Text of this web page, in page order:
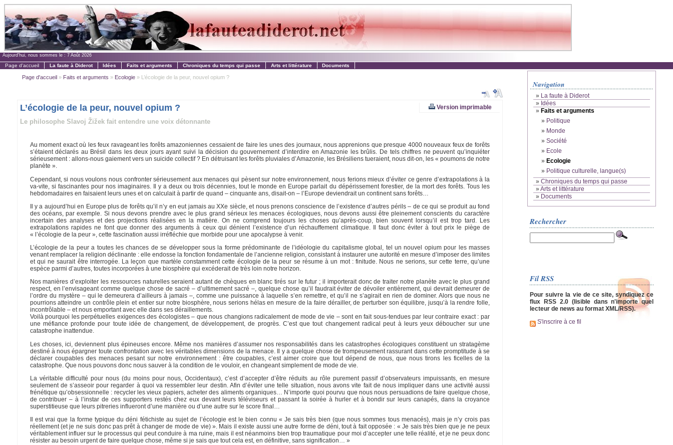
Aujourd'hui, nous sommes le : 7 Août 2026
Page d'accueil La faute à Diderot Idées Faits et arguments Chroniques du temps qui passe Arts et littérature Documents
Page d'accueil» Faits et arguments » Ecologie» L’écologie de la peur, nouvel opium ?
Version imprimable
L’écologie de la peur, nouvel opium ?
Le philosophe Slavoj Žižek fait entendre une voix détonnante
Au moment exact où les feux ravageant les forêts amazoniennes cessaient de faire les unes des journaux, nous apprenions que presque 4000 nouveaux feux de forêts
s’étaient déclarés au Brésil dans les deux jours ayant suivi la décision du gouvernement d’interdire en Amazonie les brûlis. De tels chiffres ne peuvent qu’inquiéter
sérieusement : allons-nous gaiement vers un suicide collectif ? En détruisant les forêts pluviales d’Amazonie, les Brésiliens tueraient, nous dit-on, les « poumons de notre
planète ».
Cependant, si nous voulons nous confronter sérieusement aux menaces qui pèsent sur notre environnement, nous ferions mieux d’éviter ce genre d’extrapolations à la
va-vite, si fascinantes pour nos imaginaires. Il y a deux ou trois décennies, tout le monde en Europe parlait du dépérissement forestier, de la mort des forêts. Tous les
hebdomadaires en faisaient leurs unes et on calculait à partir de quand – cinquante ans, disait-on – l’Europe deviendrait un continent sans forêts…
Il y a aujourd’hui en Europe plus de forêts qu’il n’y en eut jamais au XXe siècle, et nous prenons conscience de l’existence d’autres périls – de ce qui se produit au fond
des océans, par exemple. Si nous devons prendre avec le plus grand sérieux les menaces écologiques, nous devons aussi être pleinement conscients du caractère
incertain des analyses et des projections réalisées en la matière. On ne comprend toujours les choses qu’après-coup, bien souvent lorsqu’il est trop tard. Les
extrapolations rapides ne font que donner des arguments à ceux qui dénient l’existence d’un réchauffement climatique. Il faut donc éviter à tout prix le piège de
« l’écologie de la peur », cette fascination aussi irréfléchie que morbide pour une apocalypse à venir.
L’écologie de la peur a toutes les chances de se développer sous la forme prédominante de l’idéologie du capitalisme global, tel un nouvel opium pour les masses
venant remplacer la religion déclinante : elle endosse la fonction fondamentale de l’ancienne religion, consistant à instaurer une autorité en mesure d’imposer des limites
et qui ne saurait être interrogée. La leçon que martèle constamment cette écologie de la peur se résume à un mot : finitude. Nous ne serions, sur cette terre, qu’une
espèce parmi d’autres, toutes incorporées à une biosphère qui excéderait de très loin notre horizon.
Nos manières d’exploiter les ressources naturelles seraient autant de chèques en blanc tirés sur le futur ; il importerait donc de traiter notre planète avec le plus grand
respect, en l’envisageant comme quelque chose de sacré – d’ultimement sacré –, quelque chose qu’il faudrait éviter de dévoiler entièrement, qui devrait demeurer de
l’ordre du mystère – qui le demeurera d’ailleurs à jamais –, comme une puissance à laquelle s’en remettre, et qu’il ne s’agirait en rien de dominer. Alors que nous ne
pourrions atteindre un contrôle plein et entier sur notre biosphère, nous serions hélas en mesure de la faire dérailler, de perturber son équilibre, jusqu’à la rendre folle,
incontrôlable – et nous emportant avec elle dans ses déraillements.
Voilà pourquoi les perpétuelles exigences des écologistes – que nous changions radicalement de mode de vie – sont en fait sous-tendues par leur contraire exact : par
une méfiance profonde pour toute idée de changement, de développement, de progrès. C’est que tout changement radical peut à leurs yeux déboucher sur une
catastrophe inattendue.
Les choses, ici, deviennent plus épineuses encore. Même nos manières d’assumer nos responsabilités dans les catastrophes écologiques constituent un stratagème
destiné à nous épargner toute confrontation avec les véritables dimensions de la menace. Il y a quelque chose de trompeusement rassurant dans cette promptitude à se
déclarer coupables des menaces pesant sur notre environnement : être coupables, c’est aimer croire que tout dépend de nous, que nous tirons les ficelles de la
catastrophe. Que nous pouvons donc nous sauver à la condition de le vouloir, en changeant simplement de mode de vie.
La véritable difficulté pour nous (du moins pour nous, Occidentaux), c’est d’accepter d’être réduits au rôle purement passif d’observateurs impuissants, en mesure
seulement de s’asseoir pour regarder à quoi va ressembler leur destin. Afin d’éviter une telle situation, nous avons vite fait de nous impliquer dans une activité aussi
frénétique qu’obsessionnelle : recycler les vieux papiers, acheter des aliments organiques… N’importe quoi pourvu que nous nous persuadions de faire quelque chose,
de contribuer – à l’instar de ces supporters restés chez eux devant leurs téléviseurs et passant la soirée à hurler et à bondir sur leurs canapés, dans la croyance
superstitieuse que leurs pitreries influeront d’une manière ou d’une autre sur le score final…
Il est vrai que la forme typique du déni fétichiste au sujet de l’écologie est le bien connu « Je sais très bien (que nous sommes tous menacés), mais je n’y crois pas
réellement (et je ne suis donc pas prêt à changer de mode de vie) ». Mais il existe aussi une autre forme de déni, tout à fait opposée : « Je sais très bien que je ne peux
véritablement influer sur le processus qui peut conduire à ma ruine, mais il est néanmoins bien trop traumatique pour moi d’accepter une telle réalité, et je ne peux donc
résister au besoin urgent de faire quelque chose, même si je sais que tout cela est, en définitive, sans signification… »
Navigation
» La faute à Diderot
» Idées
» Faits et arguments
» Politique
» Monde
» Société
» Ecole
» Ecologie
» Politique culturelle, langue(s)
» Chroniques du temps qui passe
»Arts et littérature
» Documents
Rechercher
Fil RSS
Pour suivre la vie de ce site, syndiquez ce
flux RSS 2.0 (lisible dans n'importe quel
lecteur de news au format XML/RSS).
S'inscrire à ce fil